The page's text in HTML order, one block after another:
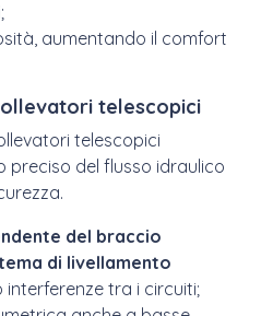
;
aumentando il comfort
telescopici
telescopici
preciso del flusso idraulico
del braccio
di livellamento
interferenze tra i circuiti;